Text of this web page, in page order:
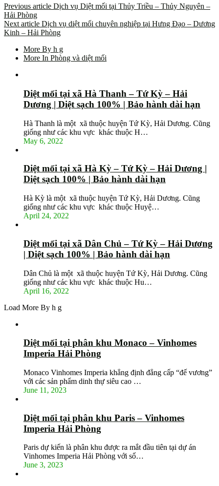
Previous article Dịch vụ Diệt mối tại Thủy Triều – Thủy Nguyên –
Hải Phòng
Next article Dịch vụ diệt mối chuyên nghiệp tại Hưng Đạo – Dương
Kinh – Hải Phòng
More By h g
More In Phòng và diệt mối
Diệt mối tại xã Hà Thanh – Tứ Kỳ – Hải
Dương | Diệt sạch 100% | Bảo hành dài hạn
Hà Thanh là một xã thuộc huyện Tứ Kỳ, Hải Dương. Cũng
giống như các khu vực khác thuộc H…
May 6, 2022
Diệt mối tại xã Hà Kỳ – Tứ Kỳ – Hải Dương |
Diệt sạch 100% | Bảo hành dài hạn
Hà Kỳ là một xã thuộc huyện Tứ Kỳ, Hải Dương. Cũng
giống như các khu vực khác thuộc Huyệ…
April 24, 2022
Diệt mối tại xã Dân Chủ – Tứ Kỳ – Hải Dương
| Diệt sạch 100% | Bảo hành dài hạn
Dân Chủ là một xã thuộc huyện Tứ Kỳ, Hải Dương. Cũng
giống như các khu vực khác thuộc Hu…
April 16, 2022
Load More By h g
Diệt mối tại phân khu Monaco – Vinhomes
Imperia Hải Phòng
Monaco Vinhomes Imperia khẳng định đẳng cấp “đế vương”
với các sản phẩm dinh thự siêu cao …
June 11, 2023
Diệt mối tại phân khu Paris – Vinhomes
Imperia Hải Phòng
Paris dự kiến là phân khu được ra mắt đầu tiên tại dự án
Vinhomes Imperia Hải Phòng với số…
June 3, 2023